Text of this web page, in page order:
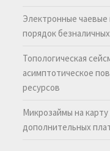
Электронные чаевые
порядок
Топологическая
асимптотическое
ресурсов
Микрозаймы на
дополнительных